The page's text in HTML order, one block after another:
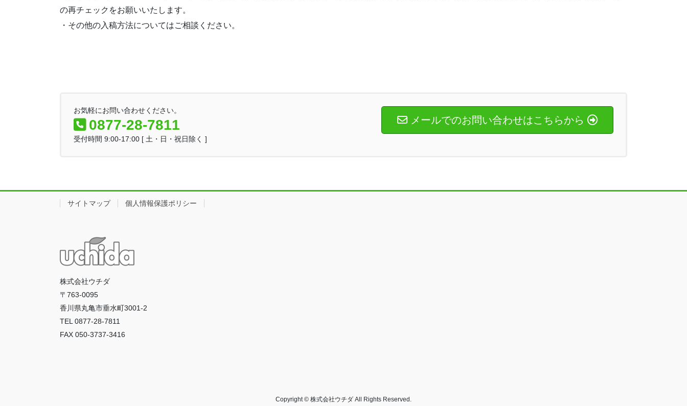
の再チェックをお願いいたします。
・その他の入稿方法についてはご相談ください。
お気軽にお問い合わせください。
0877-28-7811
受付時間 9:00-17:00 [ 土・日・祝日除く ]
メールでのお問い合わせはこちらから
サイトマップ 個人情報保護ポリシー
株式会社ウチダ
〒763-0095
香川県丸亀市垂水町3001-2
TEL 0877-28-7811
FAX 050-3737-3416
Copyright © 株式会社ウチダ All Rights Reserved.